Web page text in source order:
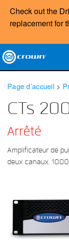
Check out the
replacement for
Applications
Audio en réseau
Où acheter
Études de cas
Formation
Support
Page d’accueil >
CTs
Arrêté
Amplificateur de
deux canaux,